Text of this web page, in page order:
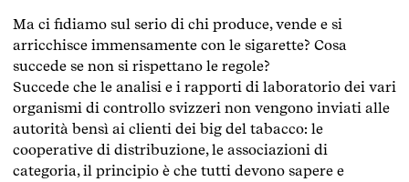
Ma ci fidiamo sul serio di chi produce, vende e si
arricchisce immensamente con le sigarette? Cosa
succede se non si rispettano le regole?
Succede che le analisi e i rapporti di laboratorio dei vari
organismi di controllo svizzeri non vengono inviati alle
autorità bensì ai clienti dei big del tabacco: le
cooperative di distribuzione, le associazioni di
categoria, il principio è che tutti devono sapere e